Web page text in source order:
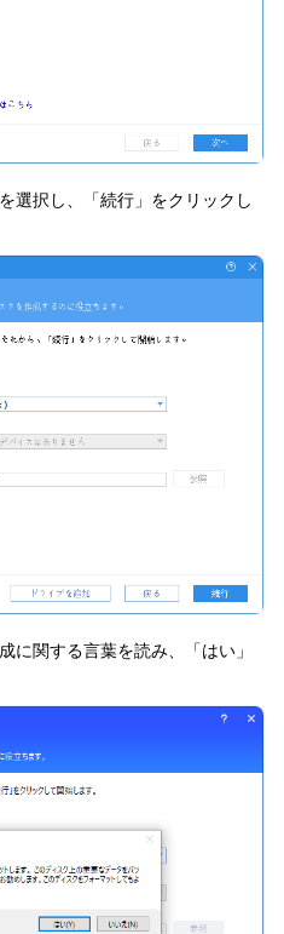
選択し、「続行」をクリックし
に関する言葉を読み、「はい」